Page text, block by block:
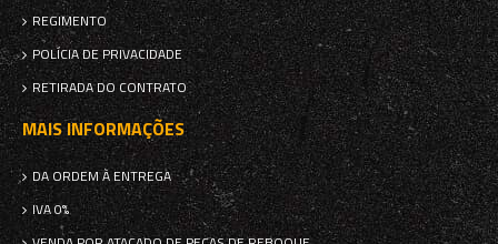
REGIMENTO
POLÍCIA DE PRIVACIDADE
RETIRADA DO CONTRATO
MAIS INFORMAÇÕES
DA ORDEM À ENTREGA
IVA 0%